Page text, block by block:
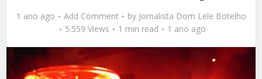
1 ano ago Add Comment by Jornalista Dom Lele Botelho
5.559 Views
1 min read 1 ano ago